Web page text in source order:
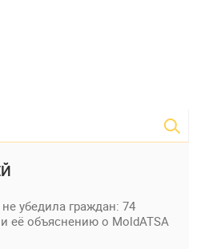
убедила граждан: 74
её объяснению о MoldATSA